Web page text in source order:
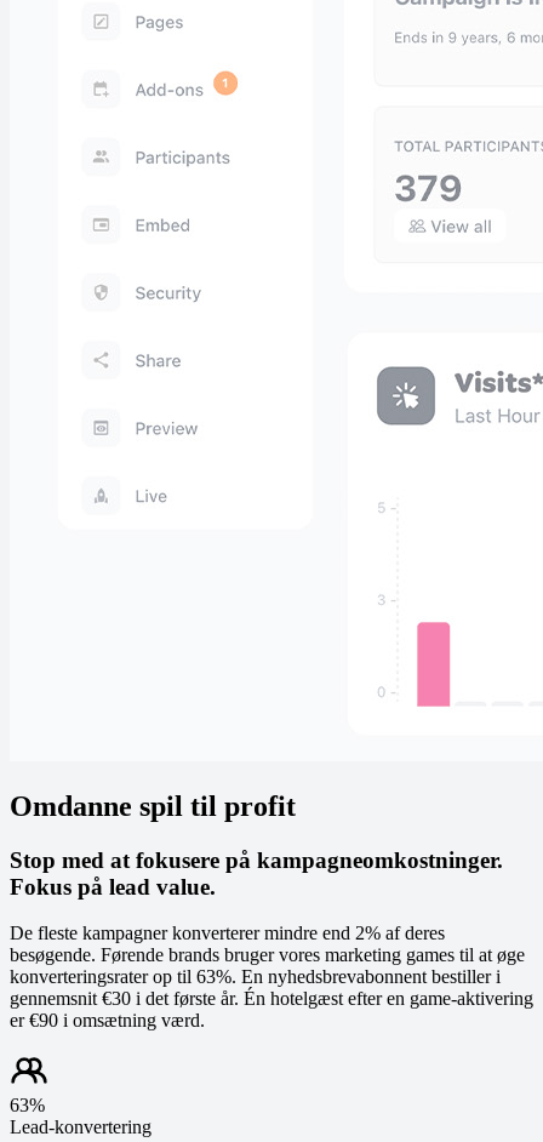
Omdanne spil til profit
Stop med at fokusere på kampagneomkostninger.
Fokus på lead value.
De fleste kampagner konverterer mindre end 2% af deres
besøgende. Førende brands bruger vores marketing games til at øge
konverteringsrater op til 63%. En nyhedsbrevabonnent bestiller i
gennemsnit €30 i det første år. Én hotelgæst efter en game-aktivering
er €90 i omsætning værd.
63%
Lead-konvertering